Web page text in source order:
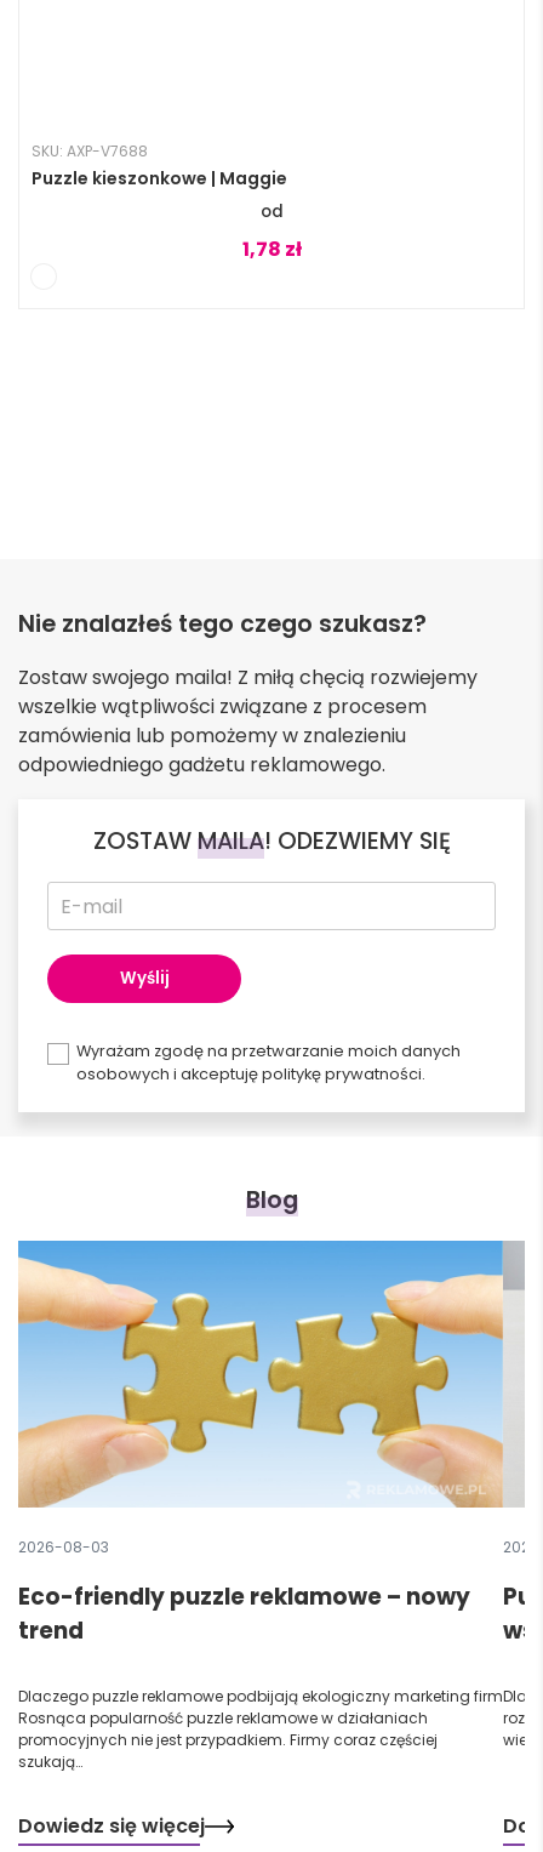
SKU: AXP-V7688
Puzzle kieszonkowe | Maggie
1,78 zł
ZOSTAWMAILA! ODEZWIEMY SIĘ
Wyrażam zgodę na przetwarzanie moich danych
osobowych i akceptuję politykę prywatności.
Nie znalazłeś tego czego szukasz?
Zostaw swojego maila! Z miłą chęcią rozwiejemy
wszelkie wątpliwości związane z procesem
zamówienia lub pomożemy w znalezieniu
odpowiedniego gadżetu reklamowego.
Blog
2026-08-03
Eco-friendly puzzle reklamowe – nowy
trend
Dlaczego puzzle reklamowe podbijają ekologiczny marketing firm
Rosnąca popularność puzzle reklamowe w działaniach
promocyjnych nie jest przypadkiem. Firmy coraz częściej
szukają…
Dowiedz się więcej